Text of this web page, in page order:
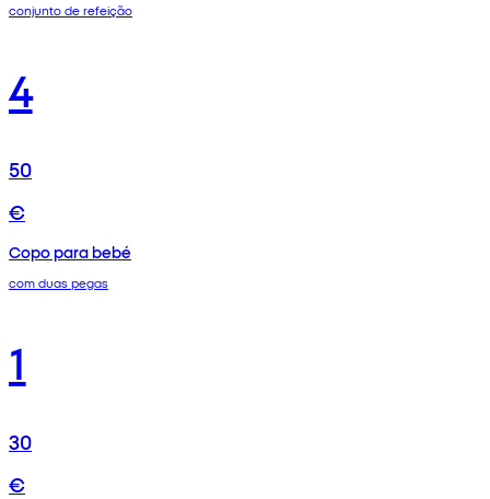
conjunto de refeição
4
50
€
Copo para bebé
com duas pegas
1
30
€